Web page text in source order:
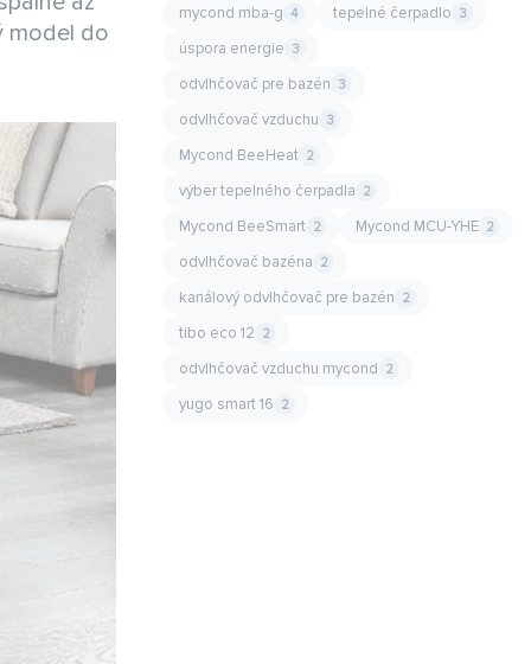
model do
mycond mba-g 4 tepelné čerpadlo 3
úspora energie 3
odvlhčovač pre bazén 3
odvlhčovač vzduchu 3
Mycond BeeHeat 2
výber tepelného čerpadla 2
Mycond BeeSmart 2 Mycond MCU-YHE 2
odvlhčovač bazéna 2
kanálový odvlhčovač pre bazén 2
tibo eco 12 2
odvlhčovač vzduchu mycond 2
yugo smart 16 2